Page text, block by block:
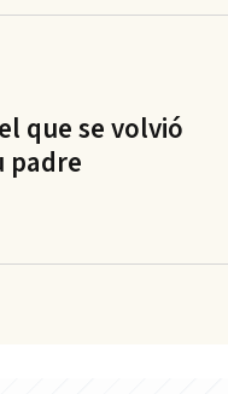
que se volvió
padre